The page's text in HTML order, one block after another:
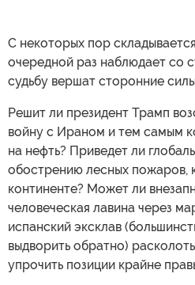
С некоторых пор
очередной раз наблюдает со
судьбу вершат сторонние
Решит ли президент Трамп
войну с Ираном и тем самым
на нефть? Приведет ли
обострению лесных пожаров,
континенте? Может ли
человеческая лавина через
испанский эксклав
выдворить обратно)
упрочить позиции крайне